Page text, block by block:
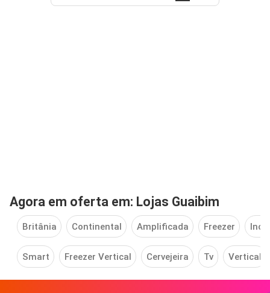
Agora em oferta em: Lojas Guaibim
Britânia Continental Amplificada Freezer Inox
Smart Freezer Vertical Cervejeira Tv Vertical